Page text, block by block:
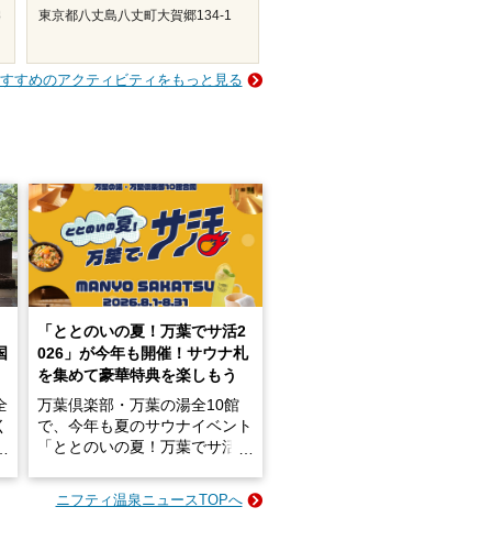
東京都八丈島八丈町大賀郷134-1
すめのアクティビティをもっと見る
「ととのいの夏！万葉でサ活2
026」が今年も開催！サウナ札
を集めて豪華特典を楽しもう
万葉倶楽部・万葉の湯全10館
で、今年も夏のサウナイベント
「ととのいの夏！万葉でサ活2
2026年8月1日（土）～8月31
ニフティ温泉ニュースTOPへ